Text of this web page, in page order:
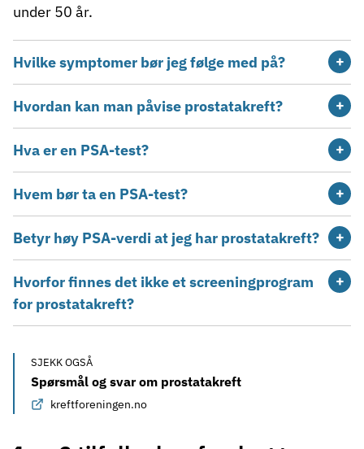
(1931) og føflekkreft (melanom) (1573).
under 50 år.
Hvilke symptomer bør jeg følge med på?
Hvordan kan man påvise prostatakreft?
Hva er en PSA-test?
Hvem bør ta en PSA-test?
Betyr høy PSA-verdi at jeg har prostatakreft?
Hvorfor finnes det ikke et screeningprogram
for prostatakreft?
SJEKK OGSÅ
Spørsmål og svar om prostatakreft
kreftforeningen.no